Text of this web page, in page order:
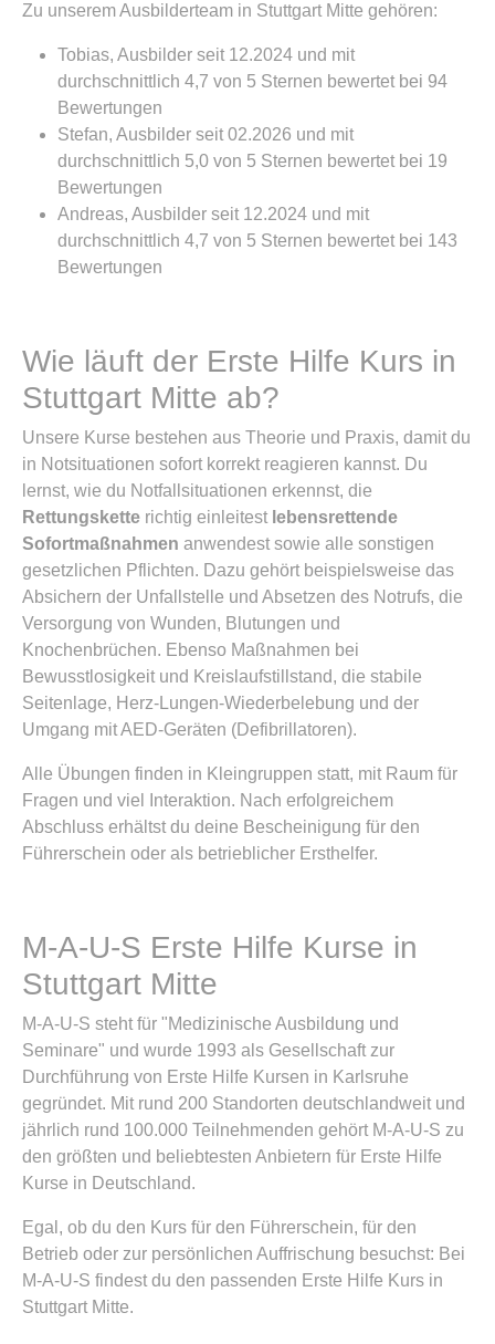
Zu unserem Ausbilderteam in Stuttgart Mitte gehören:
Tobias, Ausbilder seit 12.2024 und mit
durchschnittlich 4,7 von 5 Sternen bewertet bei 94
Bewertungen
Stefan, Ausbilder seit 02.2026 und mit
durchschnittlich 5,0 von 5 Sternen bewertet bei 19
Bewertungen
Andreas, Ausbilder seit 12.2024 und mit
durchschnittlich 4,7 von 5 Sternen bewertet bei 143
Bewertungen
Wie läuft der Erste Hilfe Kurs in
Stuttgart Mitte ab?
Unsere Kurse bestehen aus Theorie und Praxis, damit du
in Notsituationen sofort korrekt reagieren kannst. Du
lernst, wie du Notfallsituationen erkennst, die
Rettungskette richtig einleitest lebensrettende
Sofortmaßnahmen anwendest sowie alle sonstigen
gesetzlichen Pflichten. Dazu gehört beispielsweise das
Absichern der Unfallstelle und Absetzen des Notrufs, die
Versorgung von Wunden, Blutungen und
Knochenbrüchen. Ebenso Maßnahmen bei
Bewusstlosigkeit und Kreislaufstillstand, die stabile
Seitenlage, Herz-Lungen-Wiederbelebung und der
Umgang mit AED-Geräten (Defibrillatoren).
Alle Übungen finden in Kleingruppen statt, mit Raum für
Fragen und viel Interaktion. Nach erfolgreichem
Abschluss erhältst du deine Bescheinigung für den
Führerschein oder als betrieblicher Ersthelfer.
M-A-U-S Erste Hilfe Kurse in
Stuttgart Mitte
M-A-U-S steht für "Medizinische Ausbildung und
Seminare" und wurde 1993 als Gesellschaft zur
Durchführung von Erste Hilfe Kursen in Karlsruhe
gegründet. Mit rund 200 Standorten deutschlandweit und
jährlich rund 100.000 Teilnehmenden gehört M-A-U-S zu
den größten und beliebtesten Anbietern für Erste Hilfe
Kurse in Deutschland.
Egal, ob du den Kurs für den Führerschein, für den
Betrieb oder zur persönlichen Auffrischung besuchst: Bei
M-A-U-S findest du den passenden Erste Hilfe Kurs in
Stuttgart Mitte.